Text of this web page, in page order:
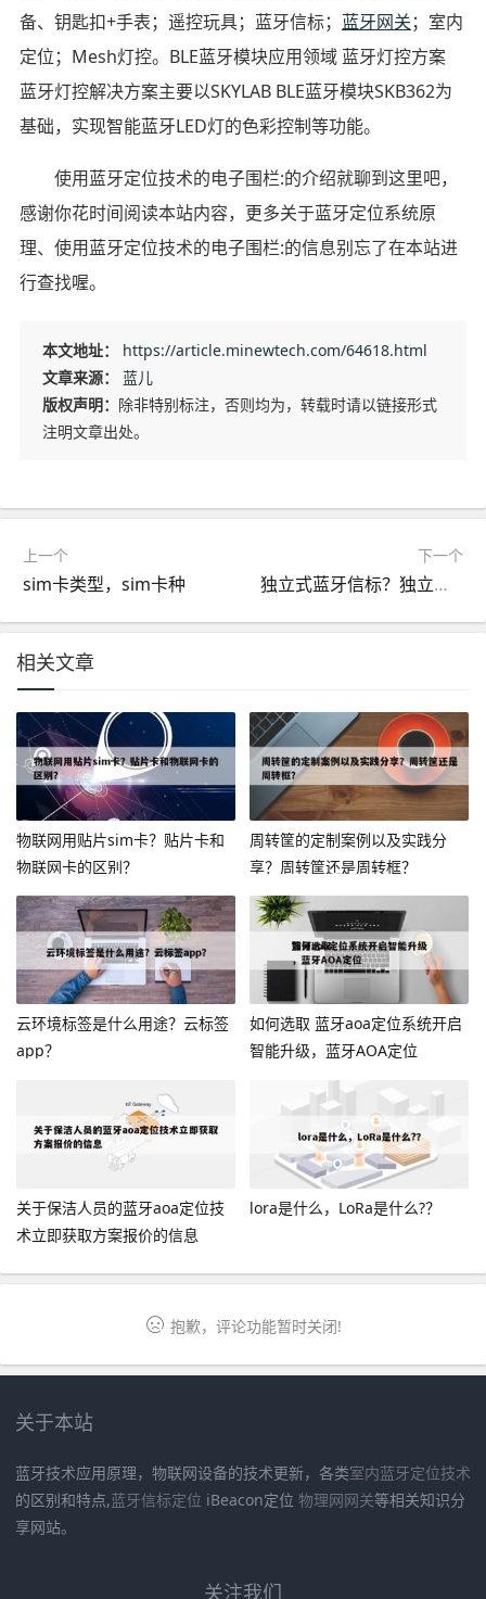
备、钥匙扣+手表；遥控玩具；蓝牙信标； 蓝牙网关；室内
定位；Mesh灯控。BLE蓝牙模块应用领域 蓝牙灯控方案
蓝牙灯控解决方案主要以SKYLAB BLE蓝牙模块SKB362为
基础，实现智能蓝牙LED灯的色彩控制等功能。
使用蓝牙定位技术的电子围栏:的介绍就聊到这里吧，
感谢你花时间阅读本站内容，更多关于蓝牙定位系统原
理、使用蓝牙定位技术的电子围栏:的信息别忘了在本站进
行查找喔。
本文地址：
https://article.minewtech.com/64618.html
文章来源：
蓝儿
版权声明： 除非特别标注，否则均为，转载时请以链接形式
注明文章出处。
上一个
sim卡类型，sim卡种
下一个
独立式蓝牙信标？独立式蓝牙信标怎么用？
相关文章
物联网用贴片sim卡？贴片卡和
物联网卡的区别？
周转筐的定制案例以及实践分
享？周转筐还是周转框？
云环境标签是什么用途？云标签
app？
如何选取 蓝牙aoa定位系统开启
智能升级，蓝牙AOA定位
关于保洁人员的蓝牙aoa定位技
术立即获取方案报价的信息
lora是什么，LoRa是什么?？
抱歉，评论功能暂时关闭!
关于本站
蓝牙技术应用原理，物联网设备的技术更新，各类室内蓝牙定位技术
的区别和特点,蓝牙信标定位 iBeacon定位 物理网网关等相关知识分
享网站。
关注我们